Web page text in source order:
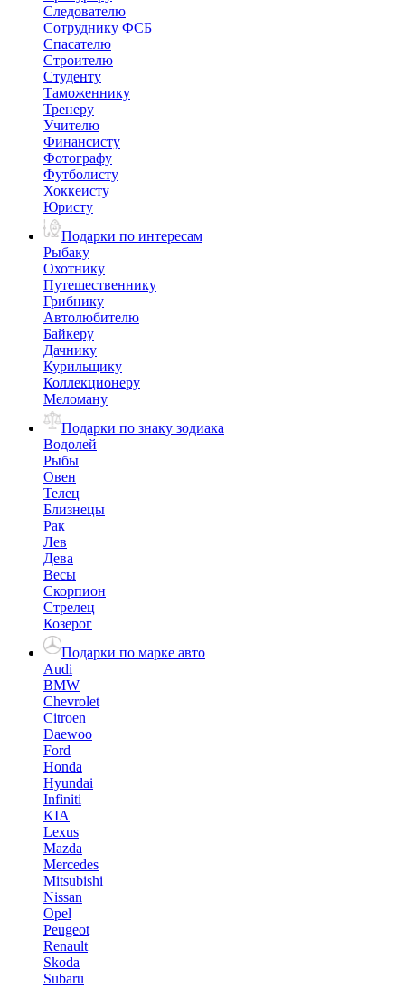
Следователю
Сотруднику ФСБ
Спасателю
Строителю
Студенту
Таможеннику
Тренеру
Учителю
Финансисту
Фотографу
Футболисту
Хоккеисту
Юристу
Подарки по интересам
Рыбаку
Охотнику
Путешественнику
Грибнику
Автолюбителю
Байкеру
Дачнику
Курильщику
Коллекционеру
Меломану
Подарки по знаку зодиака
Водолей
Рыбы
Овен
Телец
Близнецы
Рак
Лев
Дева
Весы
Скорпион
Стрелец
Козерог
Подарки по марке авто
Audi
BMW
Chevrolet
Citroen
Daewoo
Ford
Honda
Hyundai
Infiniti
KIA
Lexus
Mazda
Mercedes
Mitsubishi
Nissan
Opel
Peugeot
Renault
Skoda
Subaru